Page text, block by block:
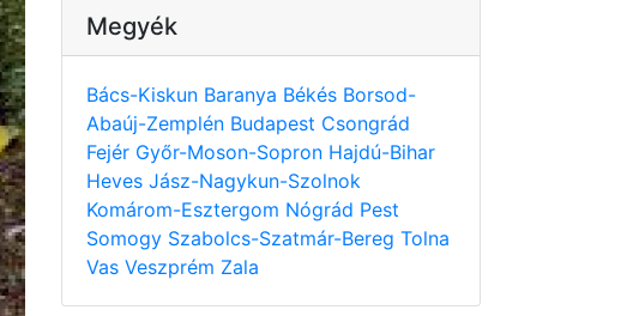
Megyék
Bács-Kiskun Baranya Békés Borsod-
Abaúj-Zemplén Budapest Csongrád
Fejér Győr-Moson-Sopron Hajdú-Bihar
Heves Jász-Nagykun-Szolnok
Komárom-Esztergom Nógrád Pest
Somogy Szabolcs-Szatmár-Bereg Tolna
Vas Veszprém Zala